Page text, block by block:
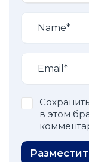
в этом